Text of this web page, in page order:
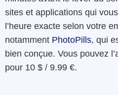
sites et applications qui
l’heure exacte selon votre
notamment PhotoPills, qui
bien conçue. Vous pouvez
pour 10 $ / 9.99 €.